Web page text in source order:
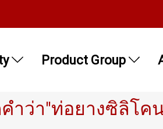
Product Group
ำว่า"ท่อยางซิลิโค